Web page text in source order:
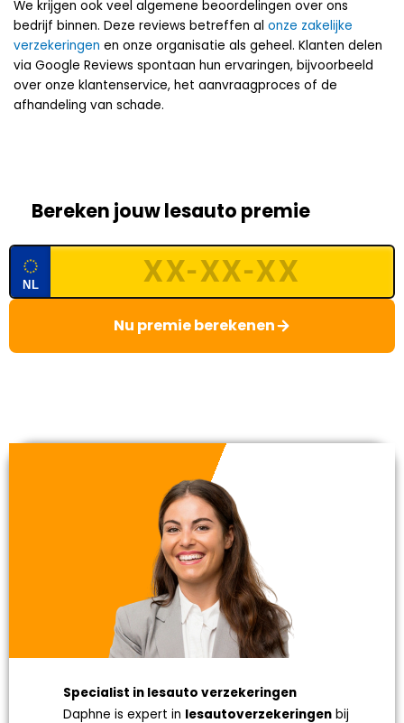
We krijgen ook veel algemene beoordelingen over ons
bedrijf binnen. Deze reviews betreffen al onze zakelijke
verzekeringen en onze organisatie als geheel. Klanten delen
via Google Reviews spontaan hun ervaringen, bijvoorbeeld
over onze klantenservice, het aanvraagproces of de
afhandeling van schade.
Bereken jouw lesauto premie
NL
Nu premie berekenen
Specialist in lesauto verzekeringen
Daphne is expert in lesautoverzekeringen bij